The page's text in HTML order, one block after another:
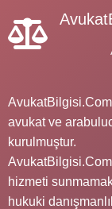
avukat ve
kurulmuştur.
hizmeti
hukuki